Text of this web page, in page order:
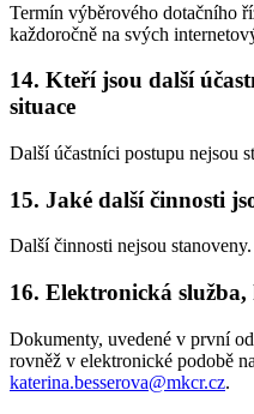
Termín výběrového dotačního
každoročně na svých
14. Kteří jsou další
situace
Další účastníci postupu nejsou
15. Jaké další činnosti
Další činnosti nejsou stanoveny.
16. Elektronická
Dokumenty, uvedené v první
rovněž v elektronické podobě
katerina.besserova@mkcr.cz.